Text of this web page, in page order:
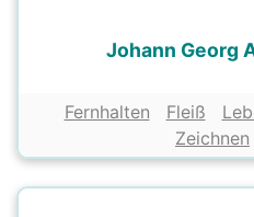
Johann Georg
Fernhalten Fleiß
Zeichnen